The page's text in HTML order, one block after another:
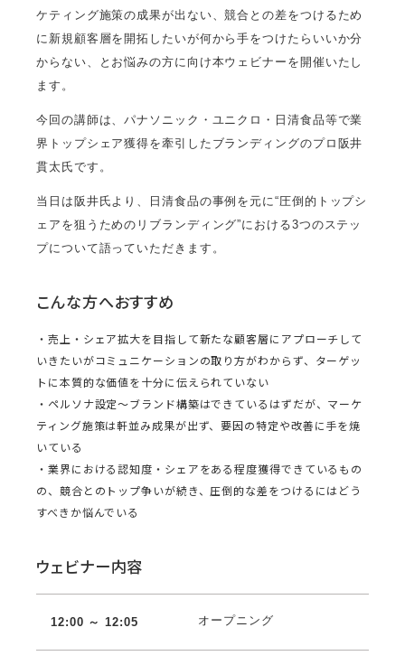
ケティング施策の成果が出ない、競合との差をつけるため
に新規顧客層を開拓したいが何から手をつけたらいいか分
からない、とお悩みの方に向け本ウェビナーを開催いたし
ます。
今回の講師は、パナソニック・ユニクロ・日清食品等で業
界トップシェア獲得を牽引したブランディングのプロ阪井
貫太氏です。
当日は阪井氏より、日清食品の事例を元に“圧倒的トップシ
ェアを狙うためのリブランディング”における3つのステッ
プについて語っていただきます。
こんな方へおすすめ
・売上・シェア拡大を目指して新たな顧客層にアプローチして
いきたいがコミュニケーションの取り方がわからず、ターゲッ
トに本質的な価値を十分に伝えられていない
・ペルソナ設定〜ブランド構築はできているはずだが、マーケ
ティング施策は軒並み成果が出ず、要因の特定や改善に手を焼
いている
・業界における認知度・シェアをある程度獲得できているもの
の、競合とのトップ争いが続き、圧倒的な差をつけるにはどう
すべきか悩んでいる
ウェビナー内容
12:00 ～ 12:05 オープニング